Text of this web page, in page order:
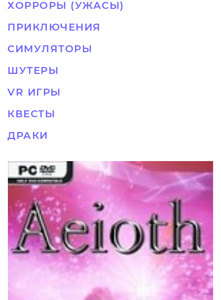
ХОРРОРЫ (УЖАСЫ)
ПРИКЛЮЧЕНИЯ
СИМУЛЯТОРЫ
ШУТЕРЫ
VR ИГРЫ
КВЕСТЫ
ДРАКИ